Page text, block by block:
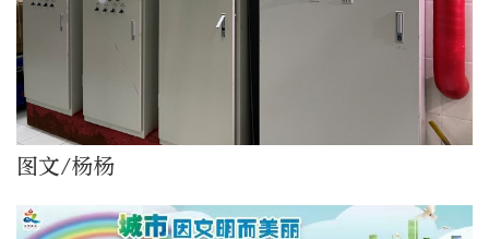
图文/杨杨